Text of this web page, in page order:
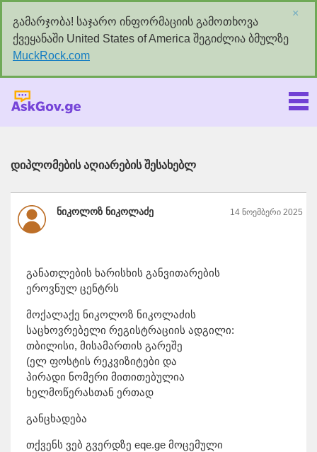
გამარჯობა! საჯარო ინფორმაციის გამოთხოვა
ქვეყანაში United States of America შეგიძლია ბმულზე
MuckRock.com
×
დიპლომების აღიარების შესახებლ
ნიკოლოზ ნიკოლაძე 14 ნოემბერი 2025
განათლების ხარისხის განვითარების
ეროვნულ ცენტრს
მოქალაქე ნიკოლოზ ნიკოლაძის
საცხოვრებელი რეგისტრაციის ადგილი:
თბილისი, მისამართის გარეშე
(ელ ფოსტის რეკვიზიტები და
პირადი ნომერი მითითებულია
ხელმოწერასთან ერთად
განცხადება
თქვენს ვებ გვერდზე eqe.ge მოცემული